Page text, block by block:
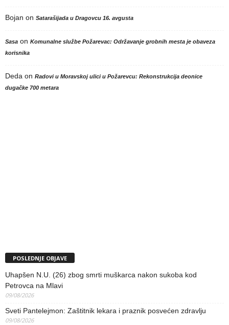
Bojan on Satarašijada u Dragovcu 16. avgusta
Sasa on Komunalne službe Požarevac: Održavanje grobnih mesta je obaveza
korisnika
Deda on Radovi u Moravskoj ulici u Požarevcu: Rekonstrukcija deonice
dugačke 700 metara
POSLEDNJE OBJAVE
Uhapšen N.U. (26) zbog smrti muškarca nakon sukoba kod
Petrovca na Mlavi
09/08/2026
Sveti Pantelejmon: Zaštitnik lekara i praznik posvećen zdravlju
09/08/2026